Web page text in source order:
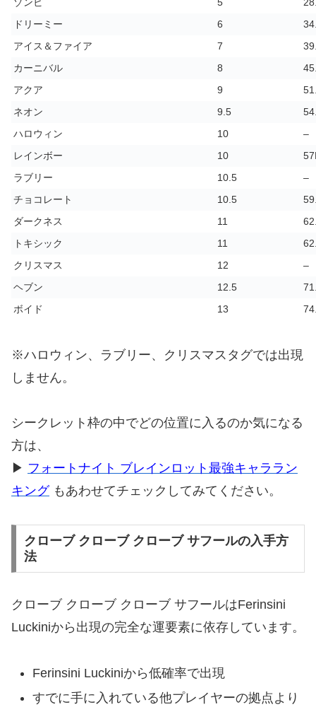
ドリーミー
6
アイス＆ファイア
7
カーニバル
8
アクア
9
ネオン
9.5
ハロウィン
10
–
レインボー
10
ラブリー
10.5
–
チョコレート
10.5
ダークネス
11
トキシック
11
クリスマス
12
–
ヘブン
12.5
ボイド
13
※ハロウィン、ラブリー、クリスマスタグでは出現
しません。
シークレット枠の中でどの位置に入るのか気になる
方は、
▶ フォートナイト ブレインロット最強キャララン
キングもあわせてチェックしてみてください。
クローブ クローブ クローブ サフールの入手方
法
クローブ クローブ クローブ サフールはFerinsini
Luckiniから出現の完全な運要素に依存しています。
Ferinsini Luckiniから低確率で出現
すでに手に入れている他プレイヤーの拠点より